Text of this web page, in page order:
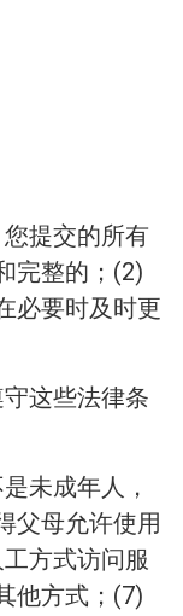
提交的所有
完整的；(2)
必要时及时更
这些法律条
未成年人，
父母允许使用
方式访问服
他方式；(7)